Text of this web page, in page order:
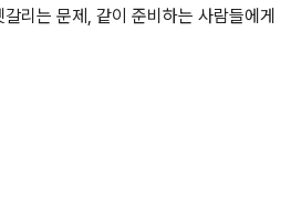
갈리는 문제, 같이 준비하는 사람들에게